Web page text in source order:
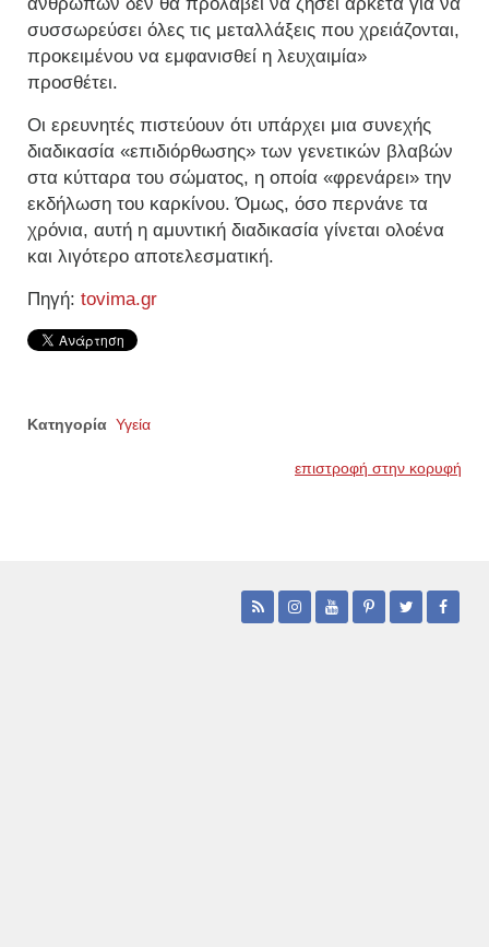
συσσωρεύσει όλες τις μεταλλάξεις που χρειάζονται,
προκειμένου να εμφανισθεί η λευχαιμία»
προσθέτει.
Οι ερευνητές πιστεύουν ότι υπάρχει μια συνεχής
διαδικασία «επιδιόρθωσης» των γενετικών βλαβών
στα κύτταρα του σώματος, η οποία «φρενάρει» την
εκδήλωση του καρκίνου. Όμως, όσο περνάνε τα
χρόνια, αυτή η αμυντική διαδικασία γίνεται ολοένα
και λιγότερο αποτελεσματική.
Πηγή: tovima.gr
Κατηγορία Υγεία
επιστροφή στην κορυφή